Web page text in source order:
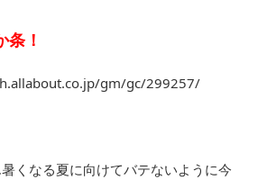
！
gm/gc/299257/
くなる夏に向けてバテないように今